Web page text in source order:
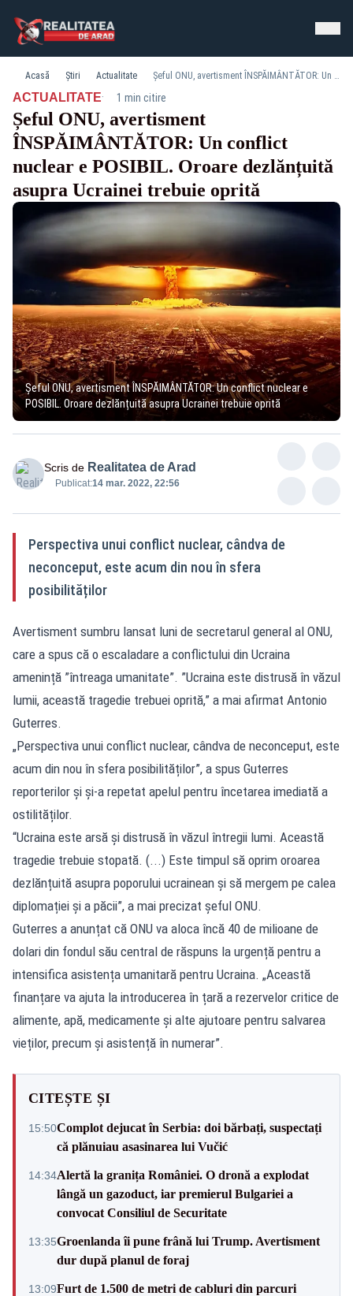
Acasă Știri Actualitate Șeful ONU, avertisment ÎNSPĂIMÂNTĂTOR: Un conflict nuclear e POSIBIL. Oroare dezlănțuită asupra Ucrainei trebuie oprită
ACTUALITATE· 1 min citire
Șeful ONU, avertisment
ÎNSPĂIMÂNTĂTOR: Un conflict
nuclear e POSIBIL. Oroare dezlănțuită
asupra Ucrainei trebuie oprită
Șeful ONU, avertisment ÎNSPĂIMÂNTĂTOR: Un conflict nuclear e
POSIBIL. Oroare dezlănțuită asupra Ucrainei trebuie oprită
Scris de Realitatea de Arad
Publicat:14 mar. 2022, 22:56
Perspectiva unui conflict nuclear, cândva de
neconceput, este acum din nou în sfera
posibilităților
Avertisment sumbru lansat luni de secretarul general al ONU,
care a spus că o escaladare a conflictului din Ucraina
amenință ”întreaga umanitate”. ”Ucraina este distrusă în văzul
lumii, această tragedie trebuei oprită,” a mai afirmat Antonio
Guterres.
„Perspectiva unui conflict nuclear, cândva de neconceput, este
acum din nou în sfera posibilităților”, a spus Guterres
reporterilor și și-a repetat apelul pentru încetarea imediată a
ostilităților.
“Ucraina este arsă și distrusă în văzul întregii lumi. Această
tragedie trebuie stopată. (...) Este timpul să oprim oroarea
dezlănțuită asupra poporului ucrainean și să mergem pe calea
diplomației și a păcii”, a mai precizat șeful ONU.
Guterres a anunțat că ONU va aloca încă 40 de milioane de
dolari din fondul său central de răspuns la urgență pentru a
intensifica asistența umanitară pentru Ucraina. „Această
finanțare va ajuta la introducerea în țară a rezervelor critice de
alimente, apă, medicamente și alte ajutoare pentru salvarea
vieților, precum și asistență în numerar”.
CITEȘTE ȘI
15:50Complot dejucat în Serbia: doi bărbați, suspectați
că plănuiau asasinarea lui Vučić
14:34Alertă la granița României. O dronă a explodat
lângă un gazoduct, iar premierul Bulgariei a
convocat Consiliul de Securitate
13:35Groenlanda îi pune frână lui Trump. Avertisment
dur după planul de foraj
13:09Furt de 1.500 de metri de cabluri din parcuri